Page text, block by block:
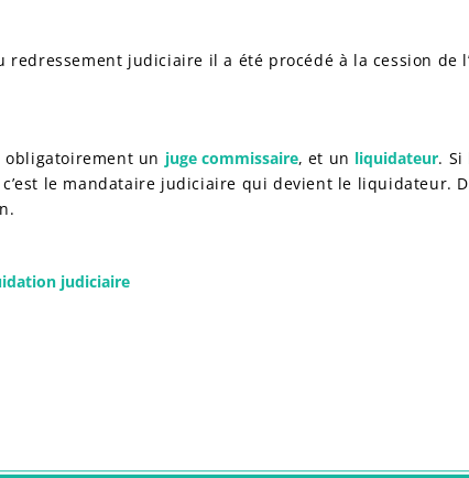
judiciaire il a été procédé à la cession de
un juge commissaire, et un liquidateur.
le mandataire judiciaire qui devient le liquidateur.
judiciaire